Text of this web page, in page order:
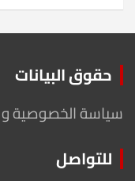
حقوق البيانات
سياسة الخصوصية و
للتواصل